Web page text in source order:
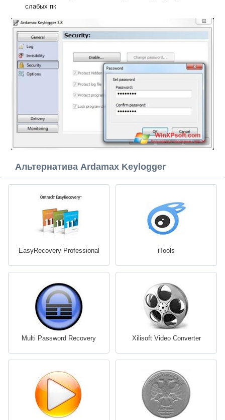
слабых пк
Альтернатива Ardamax Keylogger
EasyRecovery Professional iTools
Multi Password Recovery Xilisoft Video Converter